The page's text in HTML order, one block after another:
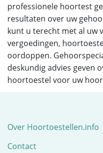
professionele hoortest
resultaten over uw
kunt u terecht met al uw
vergoedingen,
oordoppen.
deskundig advies geven
hoortoestel voor uw
Over Hoortoestellen.info
Contact